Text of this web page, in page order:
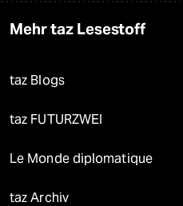
Mehr taz Lesestoff
taz Blogs
taz FUTURZWEI
Le Monde diplomatique
taz Archiv